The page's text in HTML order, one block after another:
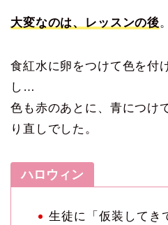
大変なのは、レッスンの後。
食紅水に卵をつけて色を付
し…
色も赤のあとに、青につけ
り直しでした。
ハロウィン
生徒に「仮装してき